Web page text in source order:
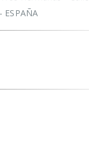
ESPAÑA